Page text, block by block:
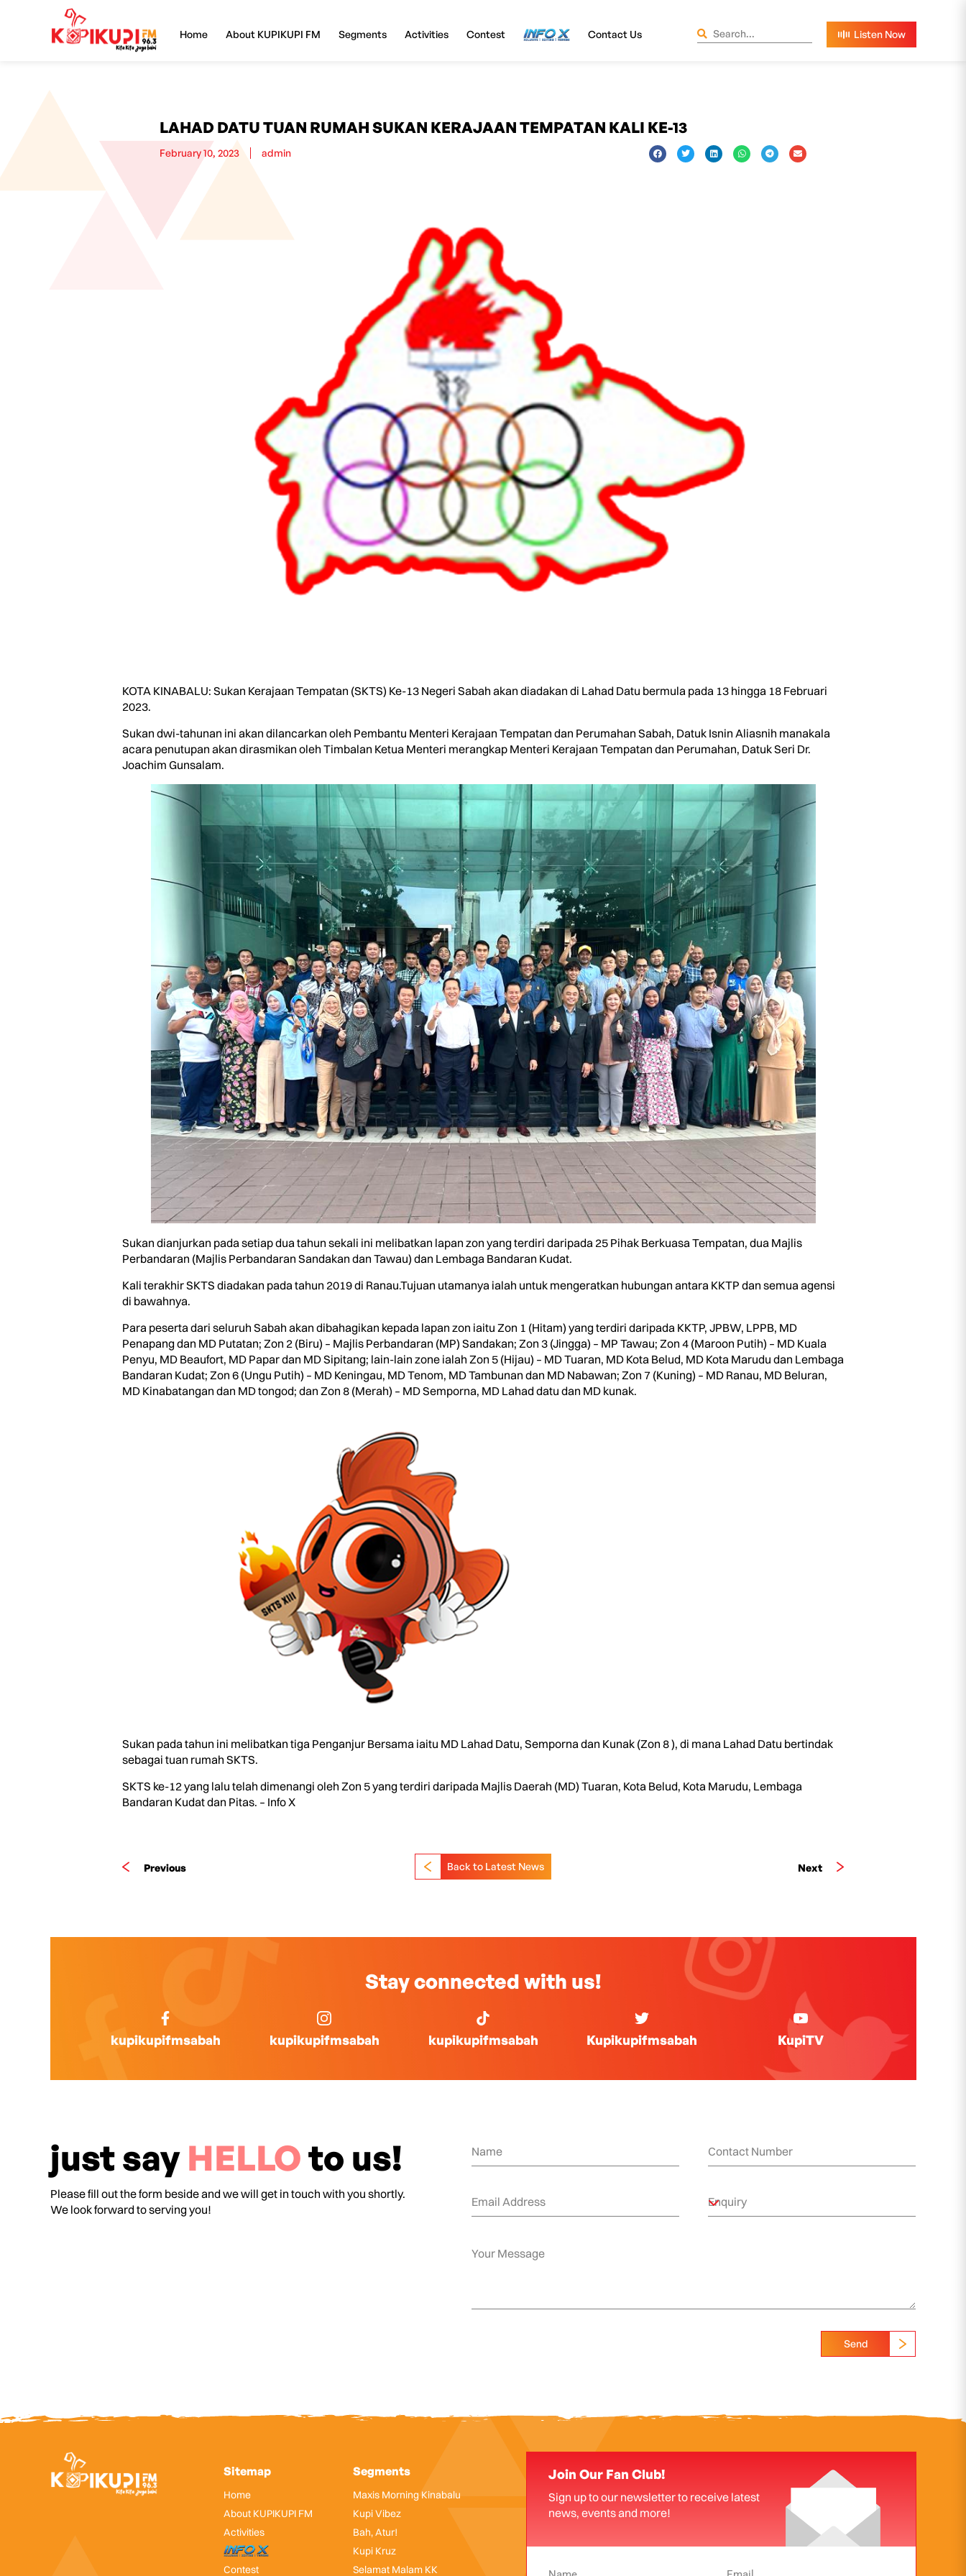
Home About KUPIKUPI FM Segments Activities Contest InfoX Contact Us
LAHAD DATU TUAN RUMAH SUKAN KERAJAAN TEMPATAN KALI KE-13
February 10, 2023 admin
KOTA KINABALU: Sukan Kerajaan Tempatan (SKTS) Ke-13 Negeri Sabah akan diadakan di Lahad Datu bermula pada 13 hingga 18 Februari
2023.
Sukan dwi-tahunan ini akan dilancarkan oleh Pembantu Menteri Kerajaan Tempatan dan Perumahan Sabah, Datuk Isnin Aliasnih manakala
acara penutupan akan dirasmikan oleh Timbalan Ketua Menteri merangkap Menteri Kerajaan Tempatan dan Perumahan, Datuk Seri Dr.
Joachim Gunsalam.
Sukan dianjurkan pada setiap dua tahun sekali ini melibatkan lapan zon yang terdiri daripada 25 Pihak Berkuasa Tempatan, dua Majlis
Perbandaran (Majlis Perbandaran Sandakan dan Tawau) dan Lembaga Bandaran Kudat.
Kali terakhir SKTS diadakan pada tahun 2019 di Ranau.Tujuan utamanya ialah untuk mengeratkan hubungan antara KKTP dan semua agensi
di bawahnya.
Para peserta dari seluruh Sabah akan dibahagikan kepada lapan zon iaitu Zon 1 (Hitam) yang terdiri daripada KKTP, JPBW, LPPB, MD
Penapang dan MD Putatan; Zon 2 (Biru) – Majlis Perbandaran (MP) Sandakan; Zon 3 (Jingga) – MP Tawau; Zon 4 (Maroon Putih) – MD Kuala
Penyu, MD Beaufort, MD Papar dan MD Sipitang; lain-lain zone ialah Zon 5 (Hijau) – MD Tuaran, MD Kota Belud, MD Kota Marudu dan Lembaga
Bandaran Kudat; Zon 6 (Ungu Putih) – MD Keningau, MD Tenom, MD Tambunan dan MD Nabawan; Zon 7 (Kuning) – MD Ranau, MD Beluran,
MD Kinabatangan dan MD tongod; dan Zon 8 (Merah) – MD Semporna, MD Lahad datu dan MD kunak.
Sukan pada tahun ini melibatkan tiga Penganjur Bersama iaitu MD Lahad Datu, Semporna dan Kunak (Zon 8 ), di mana Lahad Datu bertindak
sebagai tuan rumah SKTS.
SKTS ke-12 yang lalu telah dimenangi oleh Zon 5 yang terdiri daripada Majlis Daerah (MD) Tuaran, Kota Belud, Kota Marudu, Lembaga
Bandaran Kudat dan Pitas. – Info X
Previous Next
Back to Latest News
Stay connected with us!
kupikupifmsabah kupikupifmsabah kupikupifmsabah Kupikupifmsabah KupiTV
just say HELLOto us!
Please fill out the form beside and we will get in touch with you shortly.
We look forward to serving you!
Send
Sitemap
Home
About KUPIKUPI FM
Activities
InfoX
Contest
Segments
Maxis Morning Kinabalu
Kupi Vibez
Bah, Atur!
Kupi Kruz
Selamat Malam KK
Join Our Fan Club!
Sign up to our newsletter to receive latest
news, events and more!